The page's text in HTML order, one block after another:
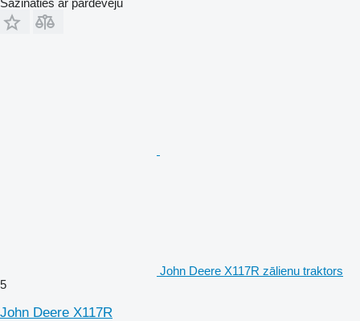
Sazināties ar pārdevēju
John Deere X117R zālienu traktors
5
John Deere X117R